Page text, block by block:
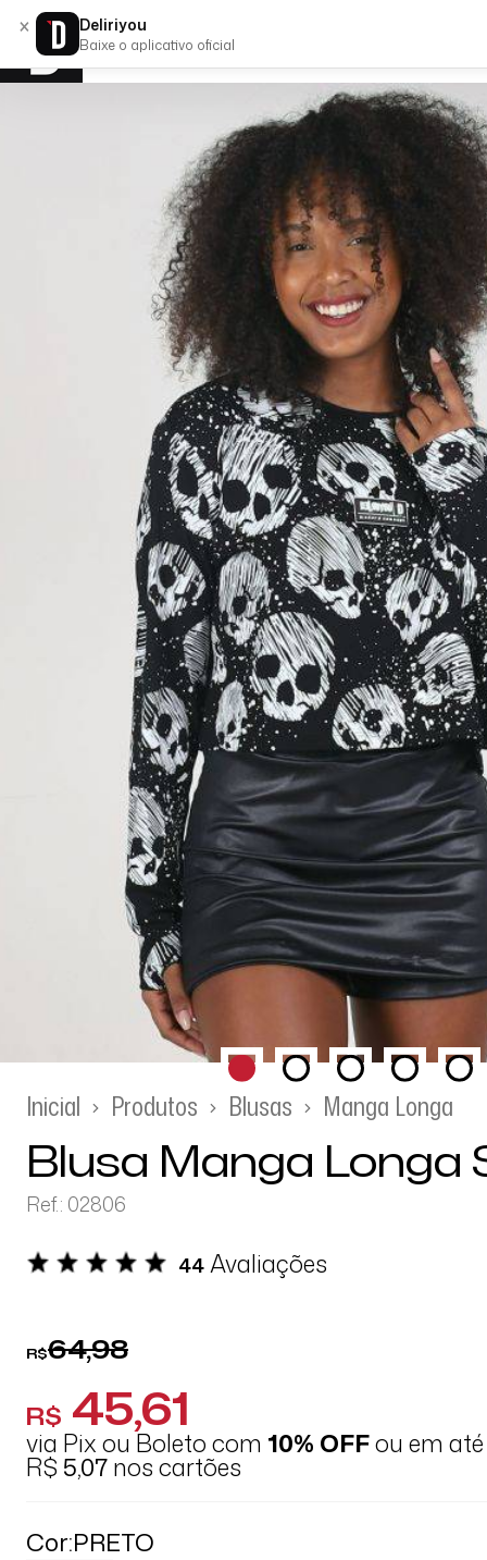
Inicial Produtos Blusas Manga Longa
Blusa Manga Longa
Ref.: 02806
44Avaliações
R$64,98
R$ 45,61
via Pix ou Boleto com 10% OFFou em
R$ 5,07nos cartões
Cor:PRETO
× Deliriyou
Baixe o aplicativo oficial